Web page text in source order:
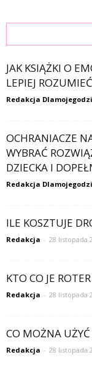
JAK KSIĄŻKI O
LEPIEJ
Redakcja
OCHRANIACZE
WYBRAĆ
DZIECKA I
Redakcja
ILE KOSZTUJE
Redakcja - 28 listopada
KTO CO JE
Redakcja - 28 listopada
CO MOŻNA
Redakcja - 28 listopada